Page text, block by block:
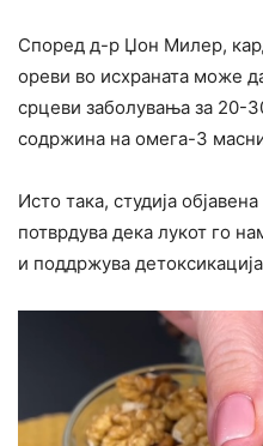
Според д-р Џон Милер,
ореви во исхраната може
срцеви заболувања за 20-
содржина на омега-3
Исто така, студија
потврдува дека лукот го
и поддржува